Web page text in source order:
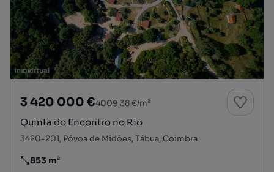
3 420 000 €4009,38 €/m²
Quinta do Encontro no Rio
3420-201, Póvoa de Midões, Tábua, Coimbra
Preço por metro quadrado
853 m²